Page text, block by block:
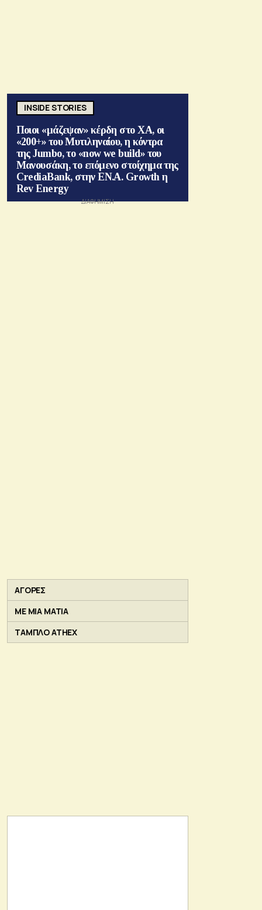
INSIDE STORIES
Ποιοι «μάζεψαν» κέρδη στο ΧΑ, οι
«200+» του Μυτιληναίου, η κόντρα
της Jumbo, το «now we build» του
Μανουσάκη, το επόμενο στοίχημα της
CrediaBank, στην ΕΝ.Α. Growth η
Rev Energy
ΑΓΟΡΕΣ
ΜΕ ΜΙΑ ΜΑΤΙΑ
ΤΑΜΠΛΟ ATHEX